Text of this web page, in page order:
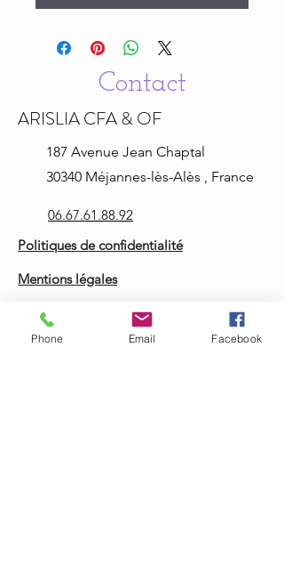
Contact
ARISLIA CFA & OF
187 Avenue Jean Chaptal
30340 Méjannes-lès-Alès , France
06.67.61.88.92
Politiques de confidentialité
Mentions légales
Informations légales
arisliaformation@hotmail.com
Phone Email Facebook